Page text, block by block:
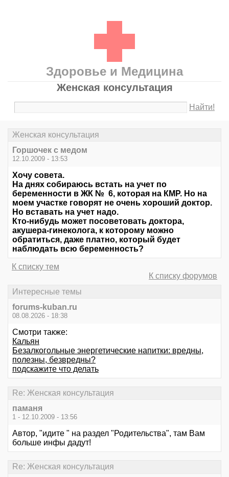
Здоровье и Медицина
Женская консультация
Найти!
Женская консультация
Горшочек с медом
12.10.2009 - 13:53
Хочу совета.
На днях собираюсь встать на учет по
беременности в ЖК № 6, которая на КМР. Но на
моем участке говорят не очень хороший доктор.
Но вставать на учет надо.
Кто-нибудь может посоветовать доктора,
акушера-гинеколога, к которому можно
обратиться, даже платно, который будет
наблюдать всю беременность?
К списку тем
К списку форумов
Интересные темы
forums-kuban.ru
08.08.2026 - 18:38
Смотри также:
Кальян
Безалкогольные энергетические напитки: вредны,
полезны, безвредны?
подскажите что делать
Re: Женская консультация
паманя
1 - 12.10.2009 - 13:56
Автор, "идите " на раздел "Родительства", там Вам
больше инфы дадут!
Re: Женская консультация